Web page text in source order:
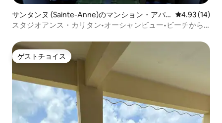
サンタンヌ (Sainte-Anne)のマンション・アパ
ート
レビュー14
4.93 (14)
スタジオアンス・カリタン•オーシャンビュー•ビーチから
ゲストチョイス
ゲストチョイス